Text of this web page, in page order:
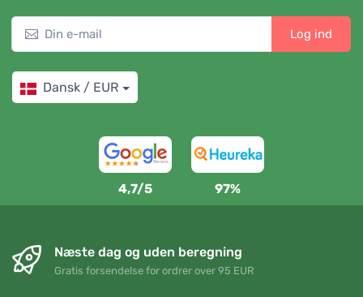
Log ind
Dansk / EUR
4,7/5 97%
Næste dag og uden beregning
Gratis forsendelse for ordrer over 95 EUR